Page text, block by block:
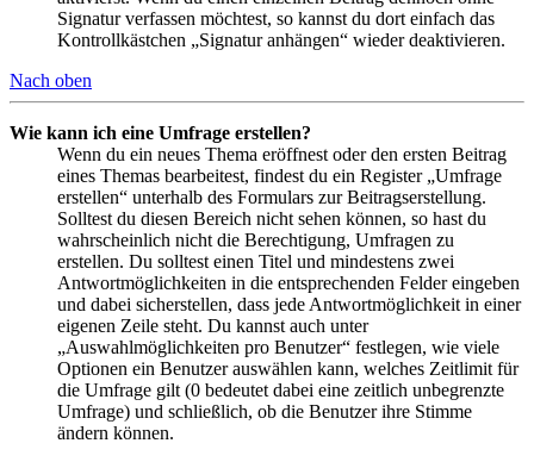
Signatur verfassen möchtest, so kannst du dort einfach das
Kontrollkästchen „Signatur anhängen“ wieder deaktivieren.
Nach oben
Wie kann ich eine Umfrage erstellen?
Wenn du ein neues Thema eröffnest oder den ersten Beitrag
eines Themas bearbeitest, findest du ein Register „Umfrage
erstellen“ unterhalb des Formulars zur Beitragserstellung.
Solltest du diesen Bereich nicht sehen können, so hast du
wahrscheinlich nicht die Berechtigung, Umfragen zu
erstellen. Du solltest einen Titel und mindestens zwei
Antwortmöglichkeiten in die entsprechenden Felder eingeben
und dabei sicherstellen, dass jede Antwortmöglichkeit in einer
eigenen Zeile steht. Du kannst auch unter
„Auswahlmöglichkeiten pro Benutzer“ festlegen, wie viele
Optionen ein Benutzer auswählen kann, welches Zeitlimit für
die Umfrage gilt (0 bedeutet dabei eine zeitlich unbegrenzte
Umfrage) und schließlich, ob die Benutzer ihre Stimme
ändern können.